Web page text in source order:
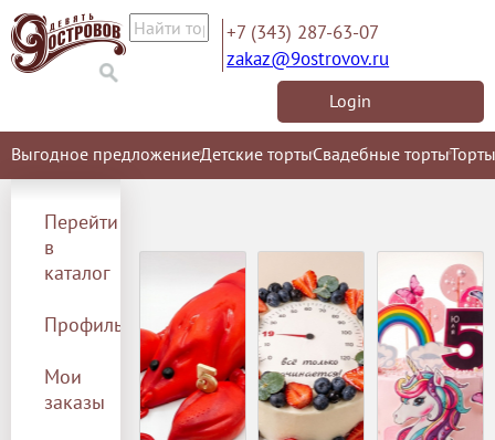
+7 (343) 287-63-07
zakaz@9ostrovov.ru
Login
Выгодное предложениеДетские тортыСвадебные торты
Перейти
в
каталог
Профиль
Мои
заказы